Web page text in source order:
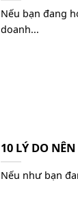
Nếu bạn đang
doanh...
10 LÝ DO
Nếu như bạn